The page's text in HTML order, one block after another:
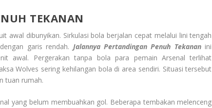
TEKANAN
awal dibunyikan. Sirkulasi bola berjalan cepat melalui lini tengah
garis rendah. Jalannya Pertandingan Penuh Tekananini
awal. Pergerakan tanpa bola para pemain Arsenal terlihat
Wolves sering kehilangan bola di area sendiri. Situasi tersebut
tuan rumah.
yang belum membuahkan gol. Beberapa tembakan melenceng